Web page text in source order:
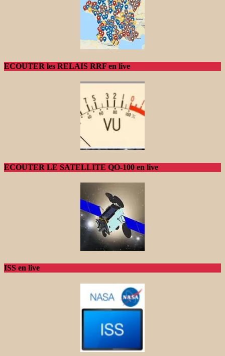
ECOUTER les RELAIS RRF en live
ECOUTER LE SATELLITE QO-100 en live
ISS en live